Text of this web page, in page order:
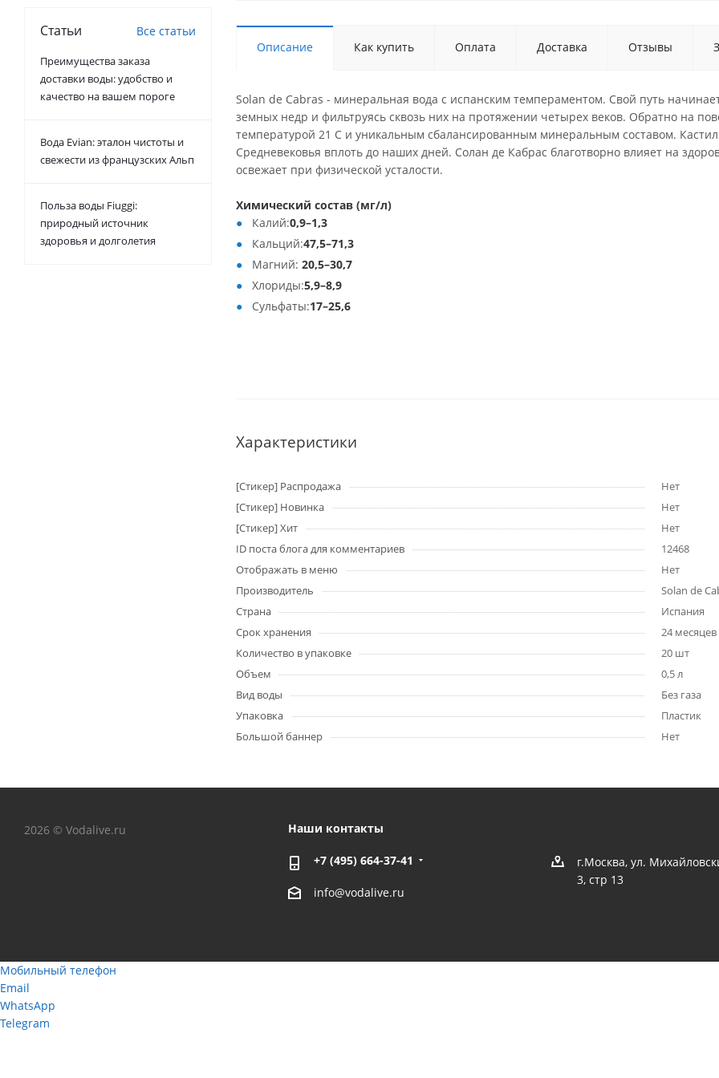
Описание Как купить Оплата Доставка Отзывы
Solan de Cabras - минеральная вода с испанским темпераментом. Свой путь
земных недр и фильтруясь сквозь них на протяжении четырех веков. Обратно на
температурой 21 С и уникальным сбалансированным минеральным составом.
Средневековья вплоть до наших дней. Солан де Кабрас благотворно влияет на
освежает при физической усталости.
Химический состав (мг/л)
Калий:0,9–1,3
Кальций:47,5–71,3
Магний: 20,5–30,7
Хлориды:5,9–8,9
Сульфаты:17–25,6
Характеристики
[Стикер] Распродажа
Нет
[Стикер] Новинка
Нет
[Стикер] Хит
Нет
ID поста блога для комментариев
12468
Отображать в меню
Нет
Производитель
Solan de
Страна
Испания
Срок хранения
24 месяцев
Количество в упаковке
20 шт
Объем
0,5 л
Вид воды
Без газа
Упаковка
Пластик
Большой баннер
Нет
Статьи Все статьи
Преимущества заказа
доставки воды: удобство и
качество на вашем пороге
Вода Evian: эталон чистоты и
свежести из французских Альп
Польза воды Fiuggi:
природный источник
здоровья и долголетия
2026 © Vodalive.ru Наши контакты
+7 (495) 664-37-41
info@vodalive.ru
г.Москва, ул.
3, стр 13
Мобильный телефон
Email
WhatsApp
Telegram